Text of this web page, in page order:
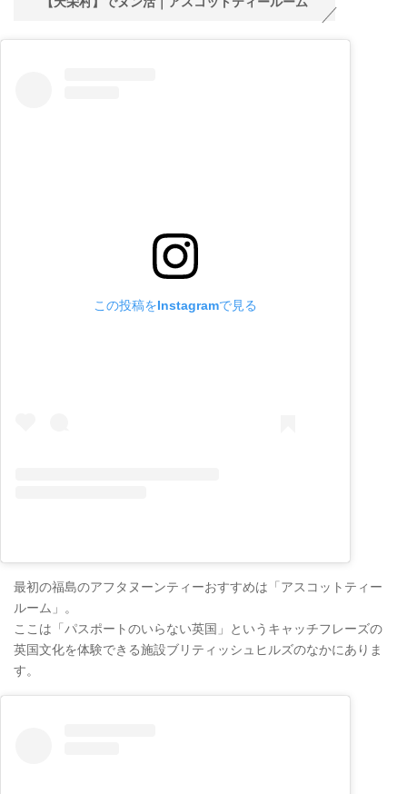
この投稿をInstagramで見る
最初の福島のアフタヌーンティーおすすめは「アスコットティー
ルーム」。
ここは「パスポートのいらない英国」というキャッチフレーズの
英国文化を体験できる施設ブリティッシュヒルズのなかにありま
す。